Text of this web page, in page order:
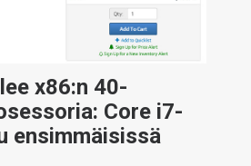
x86:n 40-
Core i7-
ensimmäisissä